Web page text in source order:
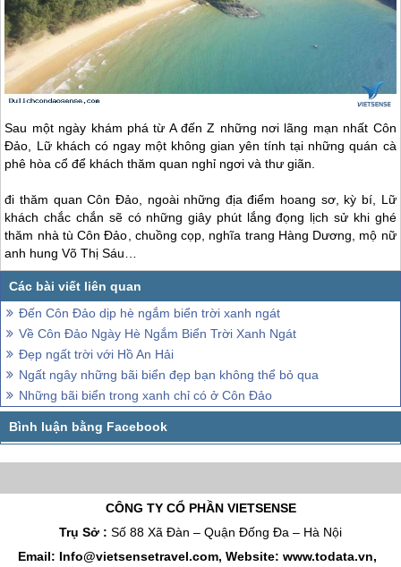
Sau một ngày khám phá từ A đến Z những nơi lãng mạn nhất Côn
Đảo , Lữ khách có ngay một không gian yên tính tại những quán cà
phê hòa cổ để khách thăm quan nghỉ ngơi và thư giãn.
đi thăm quanCôn Đảo, ngoài những địa điểm hoang sơ, kỳ bí, Lữ
khách chắc chắn sẽ có những giây phút lắng đọng lịch sử khi ghé
thăm nhà tùCôn Đảo , chuồng cọp, nghĩa trang Hàng Dương, mộ nữ
anh hung Võ Thị Sáu…
Đến Côn Đảo dịp hè ngắm biển trời xanh ngát
Về Côn Đảo Ngày Hè Ngắm Biển Trời Xanh Ngát
Đẹp ngất trời với Hồ An Hải
Ngất ngây những bãi biển đẹp bạn không thể bỏ qua
Những bãi biển trong xanh chỉ có ở Côn Đảo
CÔNG TY CỔ PHẦN VIETSENSE
Trụ Sở : Số 88 Xã Đàn – Quận Đống Đa – Hà Nội
Email: Info@vietsensetravel.com, Website: www.todata.vn,